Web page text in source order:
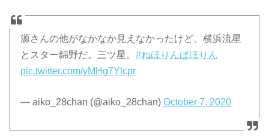
源さんの他がなかなか見えなかったけど、横浜流星
とスター錦野だ。三ツ星。#ねほりんぱほりん
pic.twitter.com/yMHg7Ylcpr
— aiko_28chan (@aiko_28chan)October 7, 2020